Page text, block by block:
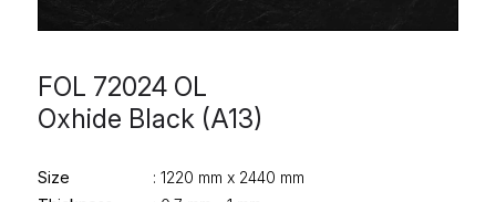
FOL 72024 OL
Oxhide Black (A13)
Size
: 1220 mm x 2440 mm